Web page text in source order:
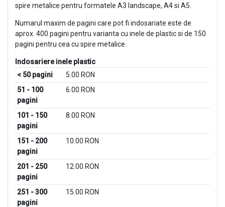
spire metalice pentru formatele A3 landscape, A4 si A5.
Numarul maxim de pagini care pot fi indosariate este de
aprox. 400 pagini pentru varianta cu inele de plastic si de 150
pagini pentru cea cu spire metalice.
Indosariere inele plastic
< 50 pagini
5.00 RON
51 - 100
pagini
6.00 RON
101 - 150
pagini
8.00 RON
151 - 200
pagini
10.00 RON
201 - 250
pagini
12.00 RON
251 - 300
pagini
15.00 RON